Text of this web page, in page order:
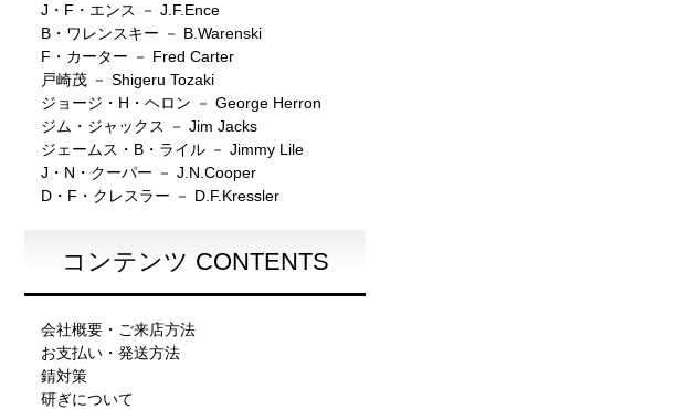
J・F・エンス － J.F.Ence
B・ワレンスキー － B.Warenski
F・カーター － Fred Carter
戸崎茂 － Shigeru Tozaki
ジョージ・H・ヘロン － George Herron
ジム・ジャックス － Jim Jacks
ジェームス・B・ライル － Jimmy Lile
J・N・クーパー － J.N.Cooper
D・F・クレスラー － D.F.Kressler
コンテンツ CONTENTS
会社概要・ご来店方法
お支払い・発送方法
錆対策
研ぎについて